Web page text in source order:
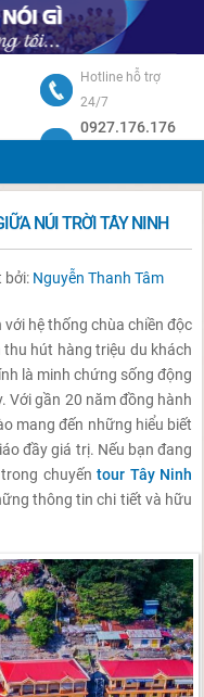
Hotline hỗ trợ
24/7
0927.176.176
NÚI TRỜI TÂY NINH
bởi: Nguyễn Thanh Tâm
hệ thống chùa chiền độc
hút hàng triệu du khách
là minh chứng sống động
Với gần 20 năm đồng hành
mang đến những hiểu biết
đầy giá trị. Nếu bạn đang
chuyếntour Tây Ninh
thông tin chi tiết và hữu